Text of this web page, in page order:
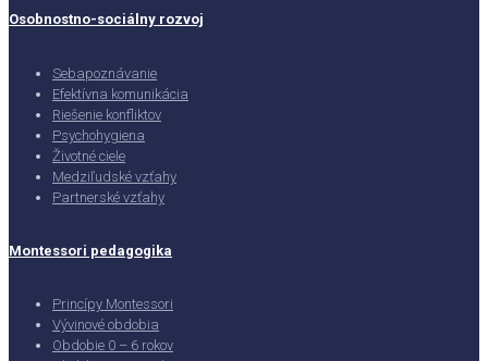
Osobnostno-sociálny rozvoj
Sebapoznávanie
Efektívna komunikácia
Riešenie konfliktov
Psychohygiena
Životné ciele
Medziľudské vzťahy
Partnerské vzťahy
Montessori pedagogika
Princípy Montessori
Vývinové obdobia
Obdobie 0 – 6 rokov